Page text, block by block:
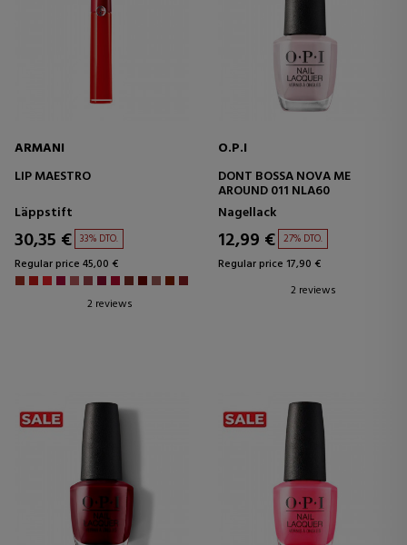
ARMANI
LIP MAESTRO
Läppstift
30,35 € 33% DTO.
Regular price 45,00 €
2 reviews
O.P.I
DONT BOSSA NOVA ME
AROUND 011 NLA60
Nagellack
12,99 € 27% DTO.
Regular price 17,90 €
2 reviews